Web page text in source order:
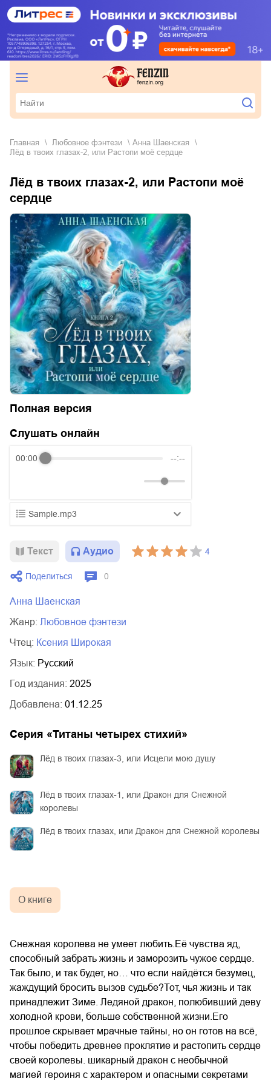
Главная любовное фэнтези
Анна Шаенская
Лёд в твоих глазах-2, или Растопи моё сердце
Лёд в твоих глазах-2, или Растопи моё
сердце
Полная версия
Слушать онлайн
00:00 --:--
Sample.mp3
02.mp3 20:50
03.mp3
Текст Аудио 4
Поделиться 0
Анна Шаенская
Жанр:
любовное фэнтези
Чтец:
Ксения Широкая
Язык: Русский
Год издания: 2025
Добавлена: 01.12.25
Серия «Титаны четырех стихий»
Лёд в твоих глазах-3, или Исцели мою душу
Лёд в твоих глазах-1, или Дракон для Снежной
королевы
Лёд в твоих глазах, или Дракон для Снежной королевы
О книге
Снежная королева не умеет любить.Её чувства яд,
способный забрать жизнь и заморозить чужое сердце.
Так было, и так будет, но… что если найдётся безумец,
жаждущий бросить вызов судьбе?Тот, чья жизнь и так
принадлежит Зиме. Ледяной дракон, полюбивший деву
холодной крови, больше собственной жизни.Его
прошлое скрывает мрачные тайны, но он готов на всё,
чтобы победить древнее проклятие и растопить сердце
своей королевы. шикарный дракон с необычной
магией героиня с характером и опасными секретами